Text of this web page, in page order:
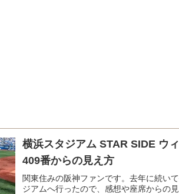
横浜スタジアム STAR SIDE ウ
409番からの見え方
関東住みの阪神ファンです。去年に続い
ジアムへ行ったので、感想や座席からの